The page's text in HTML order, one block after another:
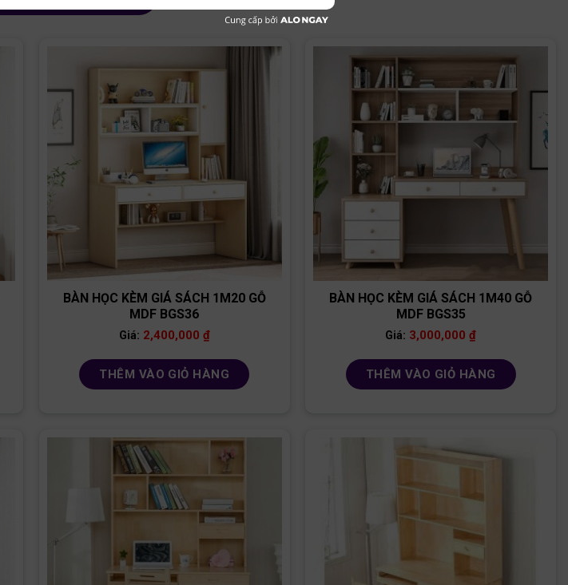
BÀN HỌC KÈM GIÁ SÁCH 1M20 GỖ
MDF BGS36
Giá: 2,400,000 ₫
THÊM VÀO GIỎ HÀNG
BÀN HỌC KÈM GIÁ SÁCH 1M40 GỖ
MDF BGS35
Giá: 3,000,000₫
THÊM VÀO GIỎ HÀNG